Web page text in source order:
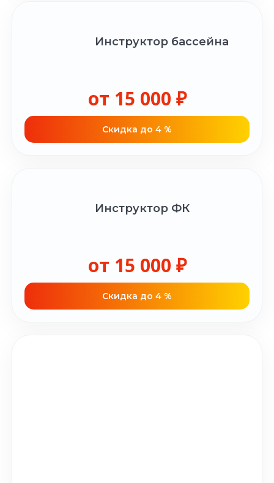
Инструктор бассейна
от 15 000 ₽
Cкидка до 4 %
Инструктор ФК
от 15 000 ₽
Cкидка до 4 %